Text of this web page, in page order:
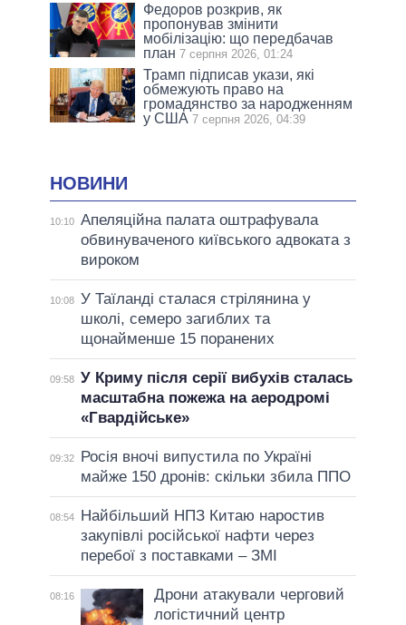
Федоров розкрив, як
пропонував змінити
мобілізацію: що передбачав
план 7 серпня 2026, 01:24
Трамп підписав укази, які
обмежують право на
громадянство за народженням
у США 7 серпня 2026, 04:39
НОВИНИ
10:10 Апеляційна палата оштрафувала
обвинуваченого київського адвоката з
вироком
10:08 У Таїланді сталася стрілянина у
школі, семеро загиблих та
щонайменше 15 поранених
09:58 У Криму після серії вибухів сталась
масштабна пожежа на аеродромі
«Гвардійське»
09:32
Росія вночі випустила по Україні
майже 150 дронів: скільки збила ППО
08:54
Найбільший НПЗ Китаю наростив
закупівлі російської нафти через
перебої з поставками – ЗМІ
08:16
Дрони атакували черговий
логістичний центр